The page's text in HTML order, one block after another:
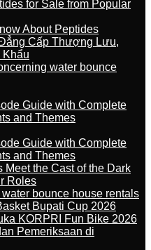
for Sale from Popular
About Peptides
Cấp Thượng Lưu,
Khẩu
water bounce
Guide with Complete
and Themes
Guide with Complete
and Themes
Meet the Cast of the Dark
Roles
bounce house rentals
Bupati Cup 2026
KORPRI Fun Bike 2026
Pemeriksaan di